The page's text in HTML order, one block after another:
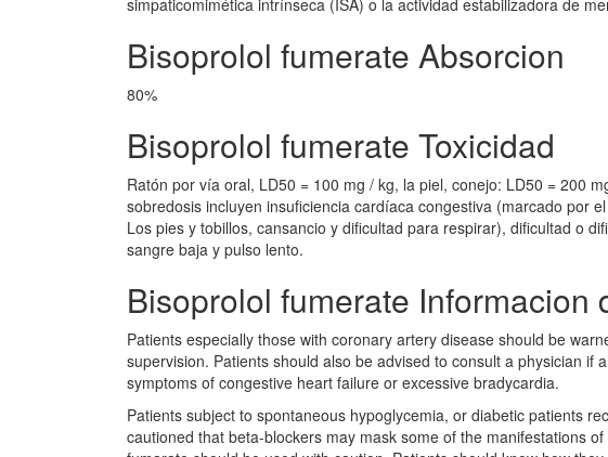
simpaticomimética intrínseca (ISA) o la actividad estabilizadora de
Bisoprolol fumerate Absorcion
80%
Bisoprolol fumerate Toxicidad
Ratón por vía oral, LD50 = 100 mg / kg, la piel, conejo: LD50 = 200
sobredosis incluyen insuficiencia cardíaca congestiva (marcado por
Los pies y tobillos, cansancio y dificultad para respirar), dificultad o
sangre baja y pulso lento.
Bisoprolol fumerate Informacion
Patients especially those with coronary artery disease should be
supervision. Patients should also be advised to consult a physician
symptoms of congestive heart failure or excessive bradycardia.
Patients subject to spontaneous hypoglycemia, or diabetic patients
cautioned that beta-blockers may mask some of the manifestations